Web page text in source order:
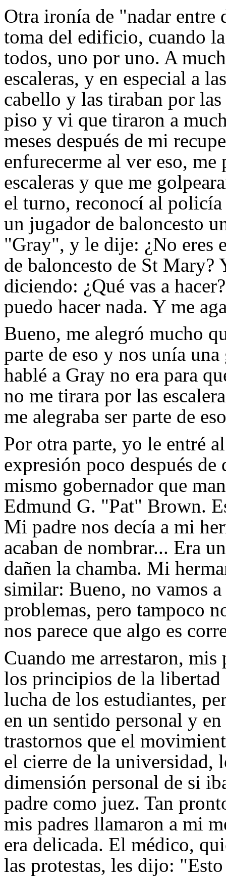
Otra ironía de "nadar entre
toma del edificio, cuando
todos, uno por uno. A
escaleras, y en especial a
cabello y las tiraban por
piso y vi que tiraron a
meses después de mi
enfurecerme al ver eso,
escaleras y que me
el turno, reconocí al policía
un jugador de baloncesto
"Gray", y le dije: ¿No eres
de baloncesto de St Mary?
diciendo: ¿Qué vas a
puedo hacer nada. Y me
Bueno, me alegró mucho
parte de eso y nos unía
hablé a Gray no era para
no me tirara por las
me alegraba ser parte de
Por otra parte, yo le entré
expresión poco después
mismo gobernador que
Edmund G. "Pat" Brown.
Mi padre nos decía a mi
acaban de nombrar... Era
dañen la chamba. Mi
similar: Bueno, no vamos
problemas, pero tampoco
nos parece que algo es
Cuando me arrestaron, mis
los principios de la libertad
lucha de los estudiantes,
en un sentido personal y
trastornos que el
el cierre de la universidad,
dimensión personal de si
padre como juez. Tan
mis padres llamaron a mi
era delicada. El médico,
las protestas, les dijo: